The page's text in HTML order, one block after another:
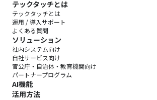
テックタッチとは
テックタッチとは
運用 / 導入サポート
よくある質問
ソリューション
社内システム向け
自社サービス向け
官公庁・自治体・教育機関向け
パートナープログラム
AI機能
活用方法